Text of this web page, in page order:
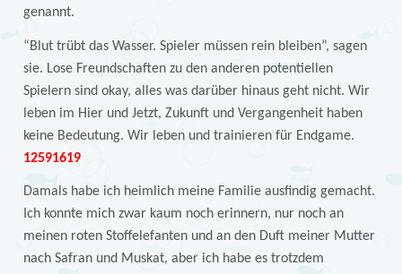
genannt.
“Blut trübt das Wasser. Spieler müssen rein bleiben”, sagen
sie. Lose Freundschaften zu den anderen potentiellen
Spielern sind okay, alles was darüber hinaus geht nicht. Wir
leben im Hier und Jetzt, Zukunft und Vergangenheit haben
keine Bedeutung. Wir leben und trainieren für Endgame.
12591619
Damals habe ich heimlich meine Familie ausfindig gemacht.
Ich konnte mich zwar kaum noch erinnern, nur noch an
meinen roten Stoffelefanten und an den Duft meiner Mutter
nach Safran und Muskat, aber ich habe es trotzdem